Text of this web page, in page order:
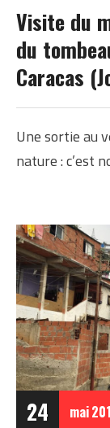
Visite du
du
Caracas
Une sortie au
nature : c’est
24 mai